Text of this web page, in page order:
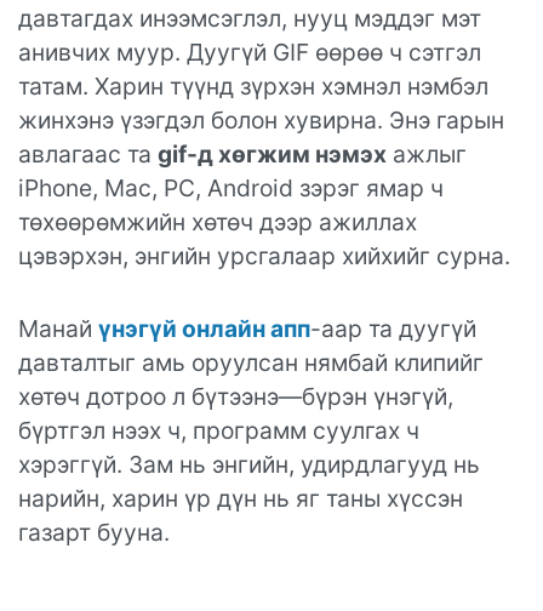
давтагдах инээмсэглэл, нууц мэддэг мэт
анивчих муур. Дуугүй GIF өөрөө ч сэтгэл
татам. Харин түүнд зүрхэн хэмнэл нэмбэл
жинхэнэ үзэгдэл болон хувирна. Энэ гарын
авлагаас та gif-д хөгжим нэмэх ажлыг
iPhone, Mac, PC, Android зэрэг ямар ч
төхөөрөмжийн хөтөч дээр ажиллах
цэвэрхэн, энгийн урсгалаар хийхийг сурна.
Манай үнэгүй онлайн апп-аар та дуугүй
давталтыг амь оруулсан нямбай клипийг
хөтөч дотроо л бүтээнэ—бүрэн үнэгүй,
бүртгэл нээх ч, программ суулгах ч
хэрэггүй. Зам нь энгийн, удирдлагууд нь
нарийн, харин үр дүн нь яг таны хүссэн
газарт бууна.